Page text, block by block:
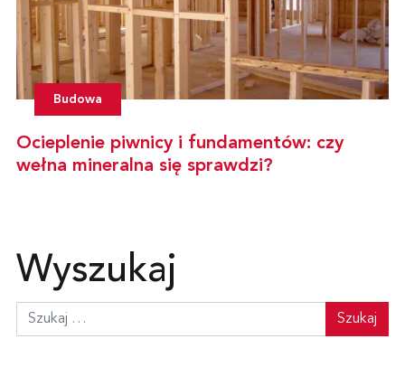
Budowa
Ocieplenie piwnicy i fundamentów: czy
wełna mineralna się sprawdzi?
Wyszukaj